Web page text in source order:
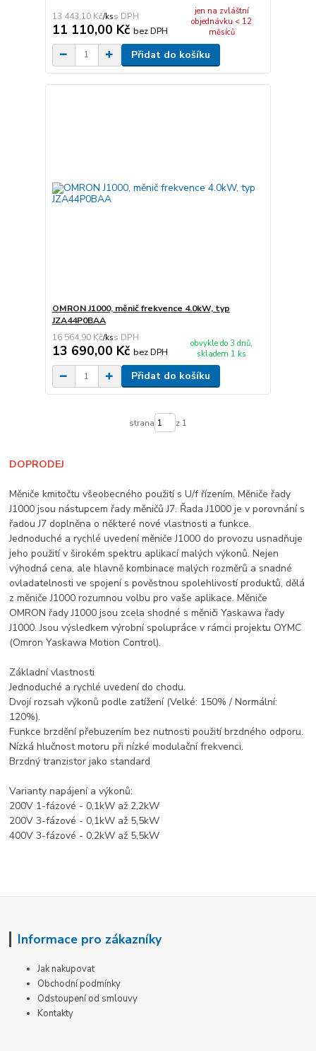
13 443,10 Kč/ks
11 110,00 Kč bez DPH
jen na zvláštní
objednávku < 12
měsíců
Přidat do košíku
OMRON J1000, měnič frekvence 4.0kW, typ
JZA44P0BAA
16 564,90 Kč/ks
13 690,00 Kč bez DPH
obvykle do 3 dnů,
skladem 1 ks
Přidat do košíku
strana z 1
DOPRODEJ
Měniče kmitočtu všeobecného použití s U/f řízením. Měniče řady
J1000 jsou nástupcem řady měničů J7. Řada J1000 je v porovnání s
řadou J7 doplněna o některé nové vlastnosti a funkce.
Jednoduché a rychlé uvedení měniče J1000 do provozu usnadňuje
jeho použití v širokém spektru aplikací malých výkonů. Nejen
výhodná cena, ale hlavně kombinace malých rozměrů a snadné
ovladatelnosti ve spojení s pověstnou spolehlivostí produktů, dělá
z měniče J1000 rozumnou volbu pro vaše aplikace. Měniče
OMRON řady J1000 jsou zcela shodné s měniči Yaskawa řady
J1000. Jsou výsledkem výrobní spolupráce v rámci projektu OYMC
(Omron Yaskawa Motion Control).
Základní vlastnosti
Jednoduché a rychlé uvedení do chodu.
Dvojí rozsah výkonů podle zatížení (Velké: 150% / Normální:
120%).
Funkce brzdění přebuzením bez nutnosti použití brzdného odporu.
Nízká hlučnost motoru při nízké modulační frekvenci.
Brzdný tranzistor jako standard
Varianty napájení a výkonů:
200V 1-fázové - 0,1kW až 2,2kW
200V 3-fázové - 0,1kW až 5,5kW
400V 3-fázové - 0,2kW až 5,5kW
Informace pro zákazníky
Jak nakupovat
Obchodní podmínky
Odstoupení od smlouvy
Kontakty